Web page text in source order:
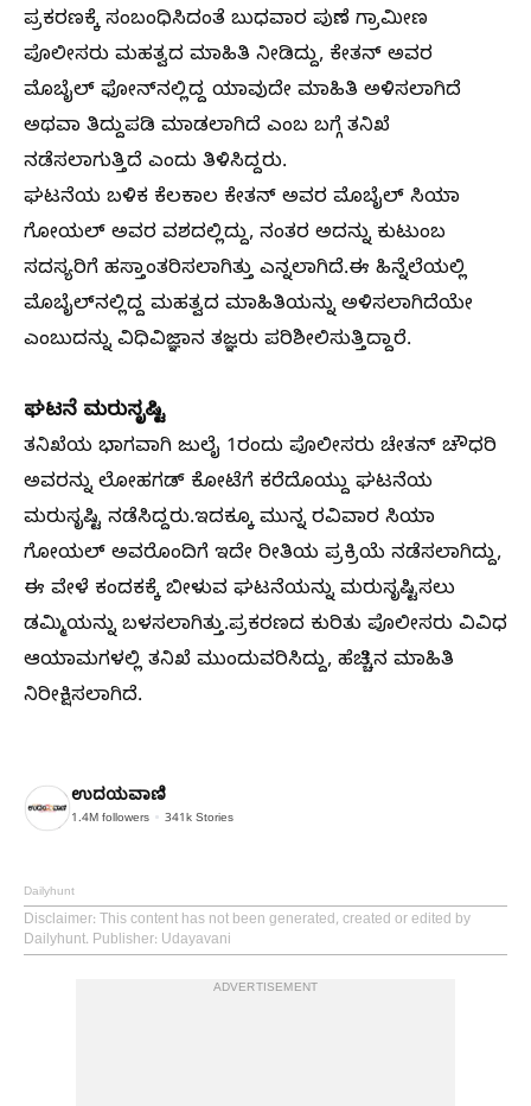
ಪ್ರಕರಣಕ್ಕೆ ಸಂಬಂಧಿಸಿದಂತೆ ಬುಧವಾರ ಪುಣೆ ಗ್ರಾಮೀಣ
ಪೊಲೀಸರು ಮಹತ್ವದ ಮಾಹಿತಿ ನೀಡಿದ್ದು, ಕೇತನ್ ಅವರ
ಮೊಬೈಲ್ ಫೋನ್‌ನಲ್ಲಿದ್ದ ಯಾವುದೇ ಮಾಹಿತಿ ಅಳಿಸಲಾಗಿದೆ
ಅಥವಾ ತಿದ್ದುಪಡಿ ಮಾಡಲಾಗಿದೆ ಎಂಬ ಬಗ್ಗೆ ತನಿಖೆ
ನಡೆಸಲಾಗುತ್ತಿದೆ ಎಂದು ತಿಳಿಸಿದ್ದರು.
ಘಟನೆಯ ಬಳಿಕ ಕೆಲಕಾಲ ಕೇತನ್ ಅವರ ಮೊಬೈಲ್ ಸಿಯಾ
ಗೋಯಲ್ ಅವರ ವಶದಲ್ಲಿದ್ದು, ನಂತರ ಅದನ್ನು ಕುಟುಂಬ
ಸದಸ್ಯರಿಗೆ ಹಸ್ತಾಂತರಿಸಲಾಗಿತ್ತು ಎನ್ನಲಾಗಿದೆ.ಈ ಹಿನ್ನೆಲೆಯಲ್ಲಿ
ಮೊಬೈಲ್‌ನಲ್ಲಿದ್ದ ಮಹತ್ವದ ಮಾಹಿತಿಯನ್ನು ಅಳಿಸಲಾಗಿದೆಯೇ
ಎಂಬುದನ್ನು ವಿಧಿವಿಜ್ಞಾನ ತಜ್ಞರು ಪರಿಶೀಲಿಸುತ್ತಿದ್ದಾರೆ.
ಘಟನೆ ಮರುಸೃಷ್ಟಿ
ತನಿಖೆಯ ಭಾಗವಾಗಿ ಜುಲೈ 1ರಂದು ಪೊಲೀಸರು ಚೇತನ್ ಚೌಧರಿ
ಅವರನ್ನು ಲೋಹಗಡ್ ಕೋಟೆಗೆ ಕರೆದೊಯ್ದು ಘಟನೆಯ
ಮರುಸೃಷ್ಟಿ ನಡೆಸಿದ್ದರು.ಇದಕ್ಕೂ ಮುನ್ನ ರವಿವಾರ ಸಿಯಾ
ಗೋಯಲ್ ಅವರೊಂದಿಗೆ ಇದೇ ರೀತಿಯ ಪ್ರಕ್ರಿಯೆ ನಡೆಸಲಾಗಿದ್ದು,
ಈ ವೇಳೆ ಕಂದಕಕ್ಕೆ ಬೀಳುವ ಘಟನೆಯನ್ನು ಮರುಸೃಷ್ಟಿಸಲು
ಡಮ್ಮಿಯನ್ನು ಬಳಸಲಾಗಿತ್ತು.ಪ್ರಕರಣದ ಕುರಿತು ಪೊಲೀಸರು ವಿವಿಧ
ಆಯಾಮಗಳಲ್ಲಿ ತನಿಖೆ ಮುಂದುವರಿಸಿದ್ದು, ಹೆಚ್ಚಿನ ಮಾಹಿತಿ
ನಿರೀಕ್ಷಿಸಲಾಗಿದೆ.
ಉದಯವಾಣಿ
1.4M followers 341k Stories
Dailyhunt
Disclaimer: This content has not been generated, created or edited by
Dailyhunt. Publisher: Udayavani
ADVERTISEMENT